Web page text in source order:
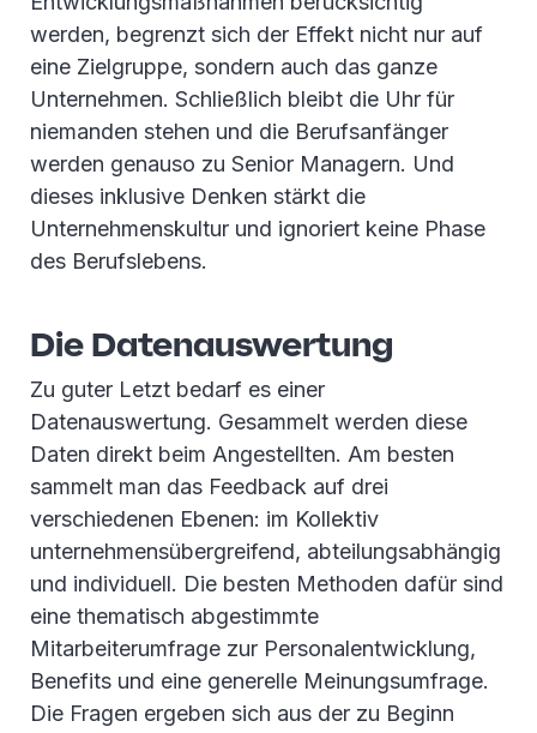
werden, begrenzt sich der Effekt nicht nur auf
eine Zielgruppe, sondern auch das ganze
Unternehmen. Schließlich bleibt die Uhr für
niemanden stehen und die Berufsanfänger
werden genauso zu Senior Managern. Und
dieses inklusive Denken stärkt die
Unternehmenskultur und ignoriert keine Phase
des Berufslebens.
Die Datenauswertung
Zu guter Letzt bedarf es einer
Datenauswertung. Gesammelt werden diese
Daten direkt beim Angestellten. Am besten
sammelt man das Feedback auf drei
verschiedenen Ebenen: im Kollektiv
unternehmensübergreifend, abteilungsabhängig
und individuell. Die besten Methoden dafür sind
eine thematisch abgestimmte
Mitarbeiterumfrage zur Personalentwicklung,
Benefits und eine generelle Meinungsumfrage.
Die Fragen ergeben sich aus der zu Beginn